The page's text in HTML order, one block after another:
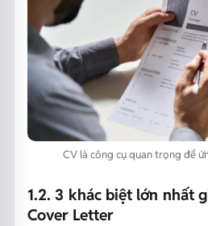
CV là công cụ quan trọng để
1.2. 3 khác biệt lớn nhất
Cover Letter